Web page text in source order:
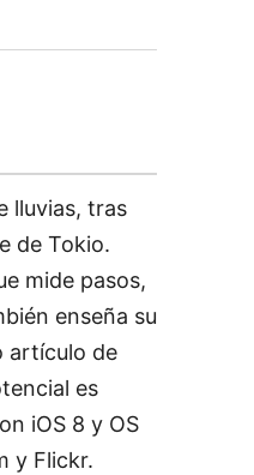
lluvias, tras
de Tokio.
mide pasos,
enseña su
artículo de
es
iOS 8 y OS
y Flickr.